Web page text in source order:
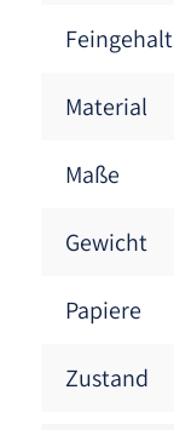
Feingehalt
Material
Maße
Gewicht
Papiere
Zustand